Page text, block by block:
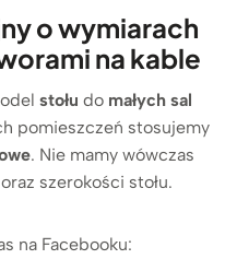
o wymiarach
na kable
stołu do małych sal
pomieszczeń stosujemy
. Nie mamy wówczas
szerokości stołu.
na Facebooku: